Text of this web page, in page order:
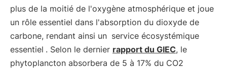
plus de la moitié de l'oxygène atmosphérique et joue
un rôle essentiel dans l'absorption du dioxyde de
carbone, rendant ainsi un service écosystémique
essentiel . Selon le dernier rapport du GIEC, le
phytoplancton absorbera de 5 à 17% du CO2